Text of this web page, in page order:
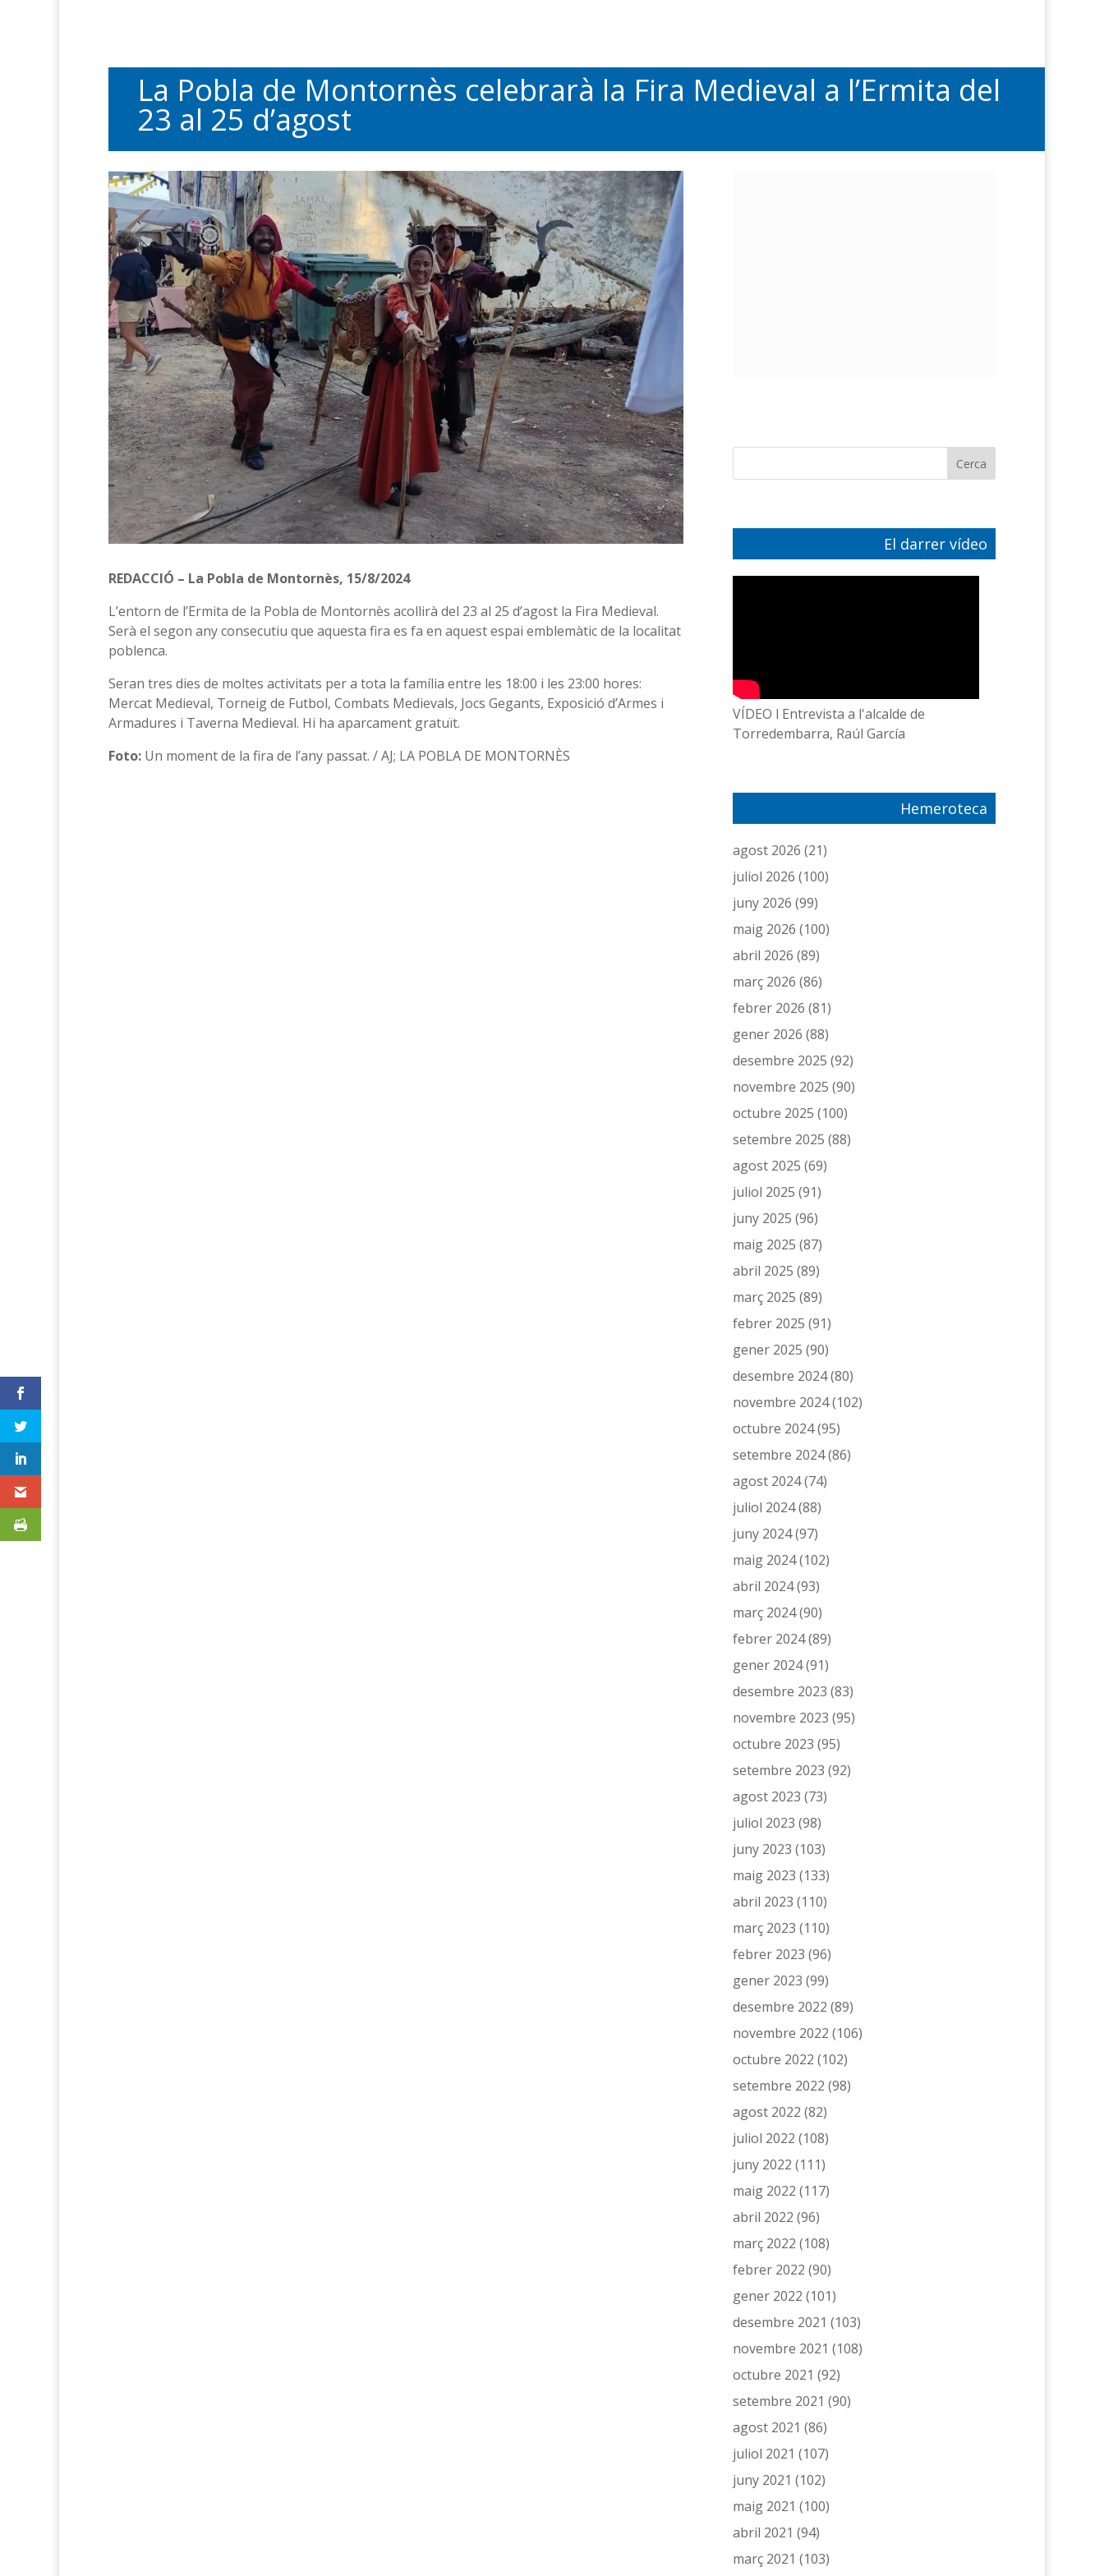
La Pobla de Montornès celebrarà la Fira Medieval a l’Ermita del
23 al 25 d’agost
REDACCIÓ – La Pobla de Montornès, 15/8/2024
L’entorn de l’Ermita de la Pobla de Montornès acollirà del 23 al 25 d’agost la Fira Medieval.
Serà el segon any consecutiu que aquesta fira es fa en aquest espai emblemàtic de la localitat
poblenca.
Seran tres dies de moltes activitats per a tota la família entre les 18:00 i les 23:00 hores:
Mercat Medieval, Torneig de Futbol, Combats Medievals, Jocs Gegants, Exposició d’Armes i
Armadures i Taverna Medieval. Hi ha aparcament gratuït.
Foto: Un moment de la fira de l’any passat. / AJ; LA POBLA DE MONTORNÈS
El darrer vídeo
VÍDEO l Entrevista a l'alcalde de
Torredembarra, Raúl García
Hemeroteca
agost 2026 (21)
juliol 2026 (100)
juny 2026 (99)
maig 2026 (100)
abril 2026 (89)
març 2026 (86)
febrer 2026 (81)
gener 2026 (88)
desembre 2025 (92)
novembre 2025 (90)
octubre 2025 (100)
setembre 2025 (88)
agost 2025 (69)
juliol 2025 (91)
juny 2025 (96)
maig 2025 (87)
abril 2025 (89)
març 2025 (89)
febrer 2025 (91)
gener 2025 (90)
desembre 2024(80)
novembre 2024(102)
octubre 2024(95)
setembre 2024(86)
agost 2024(74)
juliol 2024(88)
juny 2024(97)
maig 2024(102)
abril 2024(93)
març 2024(90)
febrer 2024(89)
gener 2024(91)
desembre 2023 (83)
novembre 2023 (95)
octubre 2023 (95)
setembre 2023 (92)
agost 2023 (73)
juliol 2023 (98)
juny 2023 (103)
maig 2023 (133)
abril 2023 (110)
març 2023 (110)
febrer 2023 (96)
gener 2023 (99)
desembre 2022 (89)
novembre 2022 (106)
octubre 2022 (102)
setembre 2022 (98)
agost 2022 (82)
juliol 2022 (108)
juny 2022 (111)
maig 2022 (117)
abril 2022 (96)
març 2022 (108)
febrer 2022 (90)
gener 2022 (101)
desembre 2021 (103)
novembre 2021 (108)
octubre 2021 (92)
setembre 2021 (90)
agost 2021 (86)
juliol 2021 (107)
juny 2021 (102)
maig 2021 (100)
abril 2021 (94)
març 2021 (103)